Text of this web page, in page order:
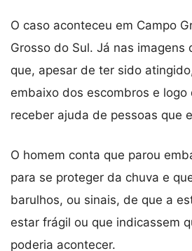
O caso aconteceu em Campo
Grosso do Sul. Já nas imagens
que, apesar de ter sido
embaixo dos escombros e logo
receber ajuda de pessoas que
O homem conta que parou
para se proteger da chuva e
barulhos, ou sinais, de que a
estar frágil ou que indicassem
poderia acontecer.